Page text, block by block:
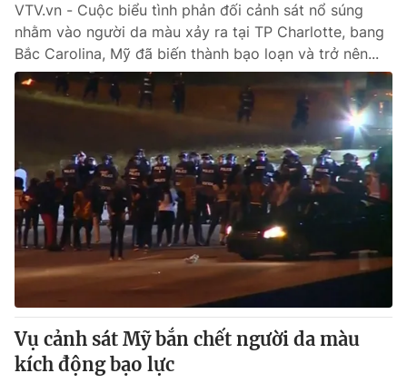
VTV.vn - Cuộc biểu tình phản đối cảnh sát nổ súng
nhằm vào người da màu xảy ra tại TP Charlotte, bang
Bắc Carolina, Mỹ đã biến thành bạo loạn và trở nên...
Vụ cảnh sát Mỹ bắn chết người da màu
kích động bạo lực